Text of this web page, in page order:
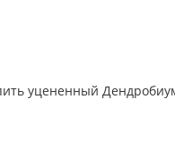
уцененный